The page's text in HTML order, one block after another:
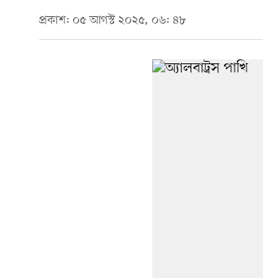
প্রকাশ: ০৫ আগস্ট ২০২৫, ০৬: ৪৮